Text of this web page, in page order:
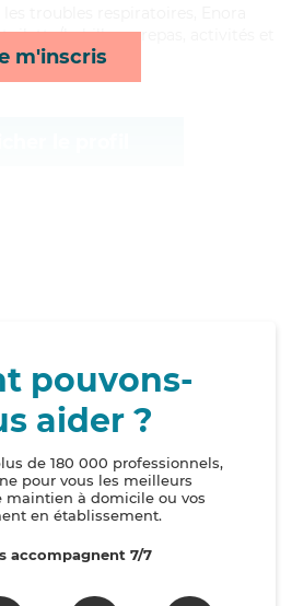
m'inscris
toilette/habillage, repas, activités et
loisirs*
pouvons-
aider ?
de 180 000 professionnels,
pour vous les meilleurs
maintien à domicile ou vos
en établissement.
accompagnent 7/7